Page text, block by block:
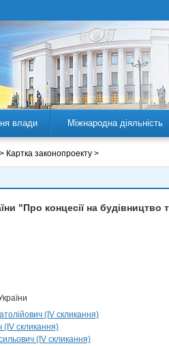
влади Міжнародна діяльність
> Картка законопроекту >
"Про концесії на будівництво
(IV скликання)
(IV скликання)
(IV скликання)